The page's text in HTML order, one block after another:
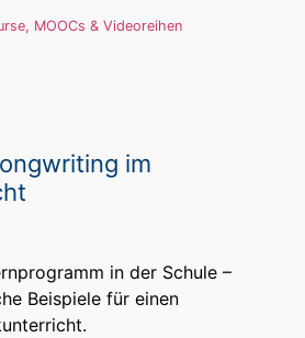
MOOCs & Videoreihen
im
in der Schule –
Beispiele für einen